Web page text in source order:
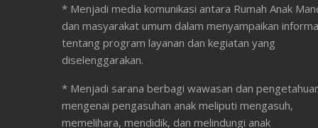
* Menjadi media komunikasi antara Rumah Anak
dan masyarakat umum dalam menyampaikan
tentang program layanan dan kegiatan yang
diselenggarakan.
* Menjadi sarana berbagi wawasan dan
mengenai pengasuhan anak meliputi mengasuh,
memelihara, mendidik, dan melindungi anak